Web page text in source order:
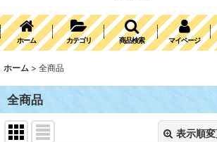
ホーム カテゴリ 商品検索 マイページ
ホーム > 全商品
全商品
表示順